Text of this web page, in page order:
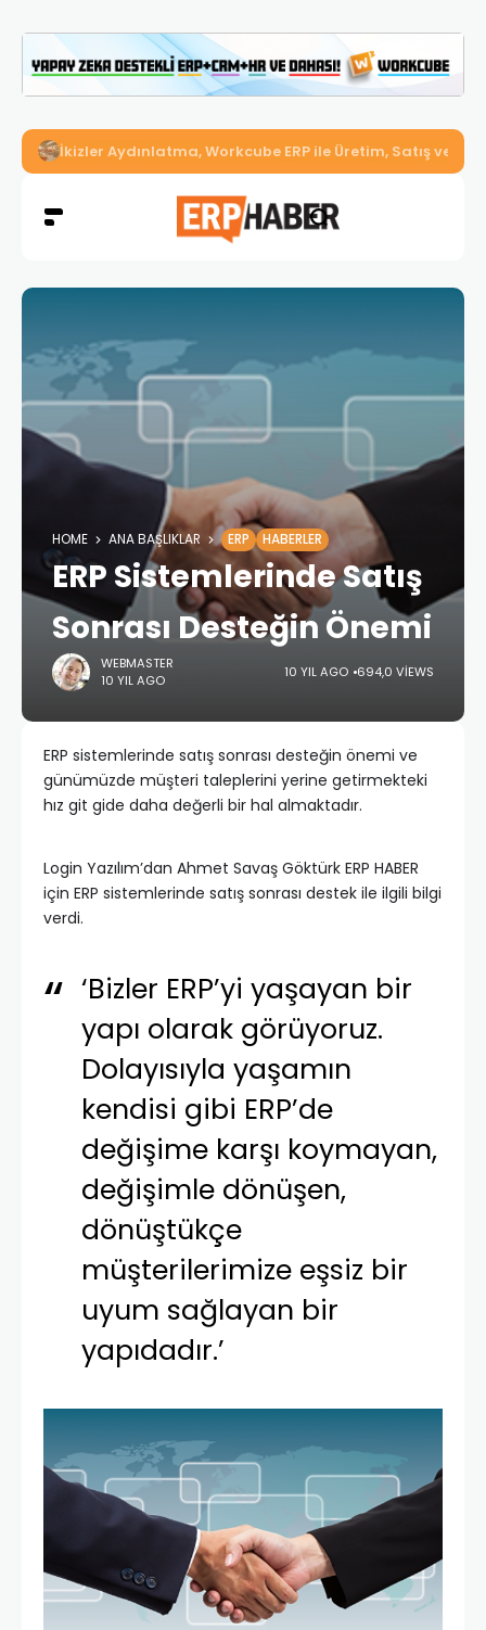
İkizler Aydınlatma, Workcube ERP ile Üretim, Satış ve
HOME ANA BAŞLIKLAR ERP HABERLER
ERP Sistemlerinde Satış
Sonrası Desteğin Önemi
WEBMASTER
10 YIL AGO
10 YIL AGO 694,0 VIEWS
ERP sistemlerinde satış sonrası desteğin önemi ve
günümüzde müşteri taleplerini yerine getirmekteki
hız git gide daha değerli bir hal almaktadır.
Login Yazılım’dan Ahmet Savaş Göktürk ERP HABER
için ERP sistemlerinde satış sonrası destek ile ilgili bilgi
verdi.
‘Bizler ERP’yi yaşayan bir
yapı olarak görüyoruz.
Dolayısıyla yaşamın
kendisi gibi ERP’de
değişime karşı koymayan,
değişimle dönüşen,
dönüştükçe
müşterilerimize eşsiz bir
uyum sağlayan bir
yapıdadır.’